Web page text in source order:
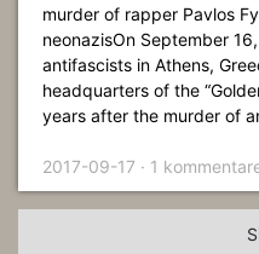
murder of rapper Pavlos
neonazisOn September
antifascists in Athens,
headquarters of the
years after the murder of
2017-09-17 · 1